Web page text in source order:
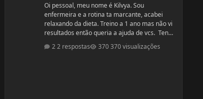
Oi pessoal, meu nome é Kilvya. Sou
enfermeira e a rotina ta marcante, acabei
relaxando da dieta. Treino a 1 ano mas não vi
resultados então queria a ajuda de vcs. Tenho
urgente! Vou mudar a dieta e as séries, então
2 respostas 370 visualizações